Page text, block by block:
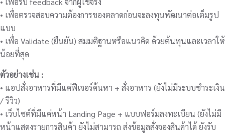
• เพื่อตรวจสอบความต้องการของตลาดก่อนจะลงทุนพัฒนาต่อเต็มรูป
แบบ
• เพื่อ Validate (ยืนยัน) สมมติฐานหรือแนวคิด ด้วยต้นทุนและเวลาให้
น้อยที่สุด
ตัวอย่างเช่น :
• แอปสั่งอาหารที่มีแค่ฟีเจอร์ค้นหา + สั่งอาหาร (ยังไม่มีระบบชำระเงิน
/ รีวิว)
• เว็บไซต์ที่มีแค่หน้า Landing Page + แบบฟอร์มลงทะเบียน (ยังไม่มี
หน้าแสดงรายการสินค้า ยังไม่สามารถ ส่งข้อมูลสั่งจองสินค้าได้ ยังรับ